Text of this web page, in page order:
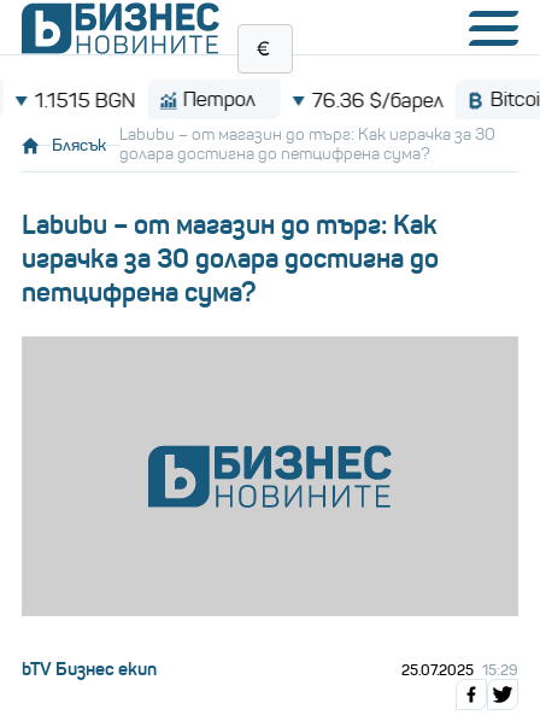
BGN Петрол 76.36 $/барел Bitcoin
Блясък
Labubu – от магазин до търг: Как играчка за 30
долара достигна до петцифрена сума?
Labubu – от магазин до търг: Как
играчка за 30 долара достигна до
петцифрена сума?
bTV Бизнес екип 25.07.2025 15:29